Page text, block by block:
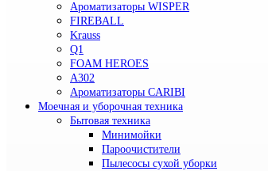
Ароматизаторы WISPER
FIREBALL
Krauss
Q1
FOAM HEROES
A302
Ароматизаторы CARIBI
Моечная и уборочная техника
Бытовая техника
Минимойки
Пароочистители
Пылесосы сухой уборки